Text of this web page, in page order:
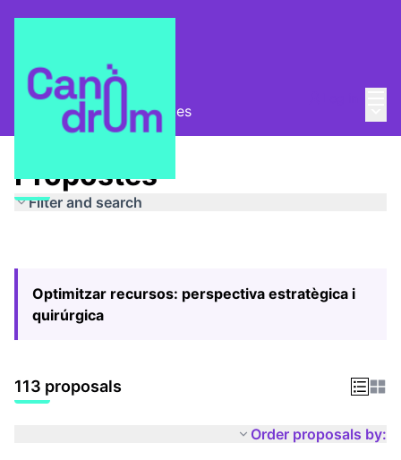
Pla Estratègic Propostes
Propostes
Filter and search
Optimitzar recursos: perspectiva estratègica i
quirúrgica
113 proposals
Order proposals by: